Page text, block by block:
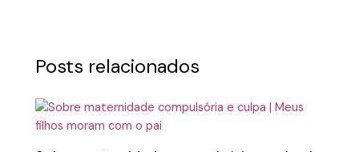
Posts relacionados